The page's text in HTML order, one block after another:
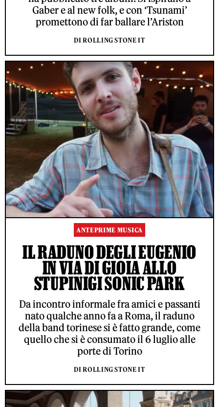
Gaber e al new folk, e con ‘Tsunami’
promettono di far ballare l’Ariston
DI ROLLING STONE IT
ANTEPRIME MUSICA
IL RADUNO DEGLI EUGENIO
IN VIA DI GIOIA ALLO
STUPINIGI SONIC PARK
Da incontro informale fra amici e passanti
nato qualche anno fa a Roma, il raduno
della band torinese si è fatto grande, come
quello che si è consumato il 6 luglio alle
porte di Torino
DI ROLLING STONE IT